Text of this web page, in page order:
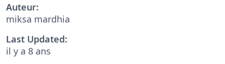
Auteur:
miksa mardhia
Last Updated:
il y a 8 ans